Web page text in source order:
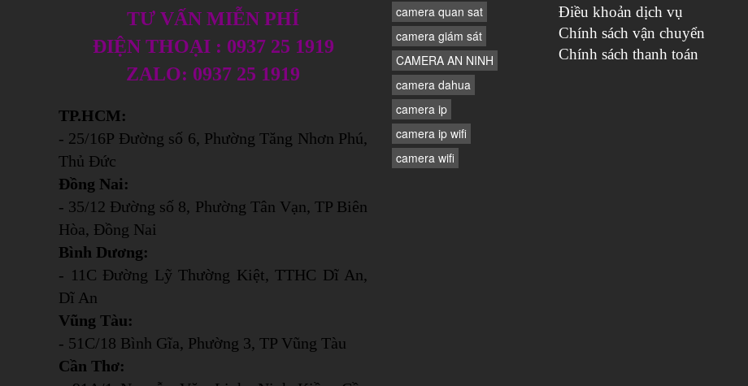
TƯ VẤN MIỄN PHÍ
ĐIỆN THOẠI : 0937 25 1919
ZALO: 0937 25 1919
TP.HCM:
- 25/16P Đường số 6, Phường Tăng Nhơn Phú,
Thủ Đức
Đồng Nai:
- 35/12 Đường số 8, Phường Tân Vạn, TP Biên
Hòa, Đồng Nai
Bình Dương:
- 11C Đường Lỹ Thường Kiệt, TTHC Dĩ An,
Dĩ An
Vũng Tàu:
- 51C/18 Bình Gĩa, Phường 3, TP Vũng Tàu
Cần Thơ:
camera quan sat
camera giám sát
CAMERA AN NINH
camera dahua
camera ip
camera ip wifi
camera wifi
Điều khoản dịch vụ
Chính sách vận chuyển
Chính sách thanh toán